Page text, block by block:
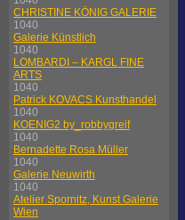
CHRISTINE KÖNIG GALERIE
1040
Galerie Künstlich
1040
LOMBARDI – KARGL FINE
ARTS
1040
Patrick KOVACS Kunsthandel
1040
KOENIG2 by_robbygreif
1040
Bernadette Rosa Müller
1040
Galerie Neuwirth
1040
Atelier Spornitz, Kunst Galerie
Wien